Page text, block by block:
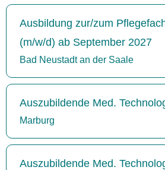
Ausbildung zur/zum
(m/w/d) ab September 2027
Bad Neustadt an der Saale
Auszubildende Med.
Marburg
Auszubildende Med.